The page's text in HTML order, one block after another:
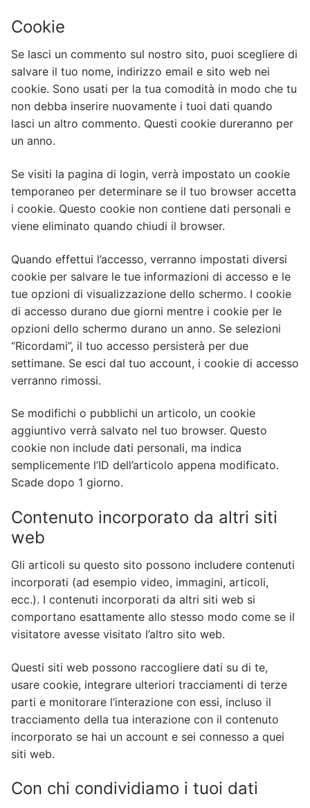
Cookie
Se lasci un commento sul nostro sito, puoi scegliere di
salvare il tuo nome, indirizzo email e sito web nei
cookie. Sono usati per la tua comodità in modo che tu
non debba inserire nuovamente i tuoi dati quando
lasci un altro commento. Questi cookie dureranno per
un anno.
Se visiti la pagina di login, verrà impostato un cookie
temporaneo per determinare se il tuo browser accetta
i cookie. Questo cookie non contiene dati personali e
viene eliminato quando chiudi il browser.
Quando effettui l’accesso, verranno impostati diversi
cookie per salvare le tue informazioni di accesso e le
tue opzioni di visualizzazione dello schermo. I cookie
di accesso durano due giorni mentre i cookie per le
opzioni dello schermo durano un anno. Se selezioni
“Ricordami”, il tuo accesso persisterà per due
settimane. Se esci dal tuo account, i cookie di accesso
verranno rimossi.
Se modifichi o pubblichi un articolo, un cookie
aggiuntivo verrà salvato nel tuo browser. Questo
cookie non include dati personali, ma indica
semplicemente l’ID dell’articolo appena modificato.
Scade dopo 1 giorno.
Contenuto incorporato da altri siti
web
Gli articoli su questo sito possono includere contenuti
incorporati (ad esempio video, immagini, articoli,
ecc.). I contenuti incorporati da altri siti web si
comportano esattamente allo stesso modo come se il
visitatore avesse visitato l’altro sito web.
Questi siti web possono raccogliere dati su di te,
usare cookie, integrare ulteriori tracciamenti di terze
parti e monitorare l’interazione con essi, incluso il
tracciamento della tua interazione con il contenuto
incorporato se hai un account e sei connesso a quei
siti web.
Con chi condividiamo i tuoi dati